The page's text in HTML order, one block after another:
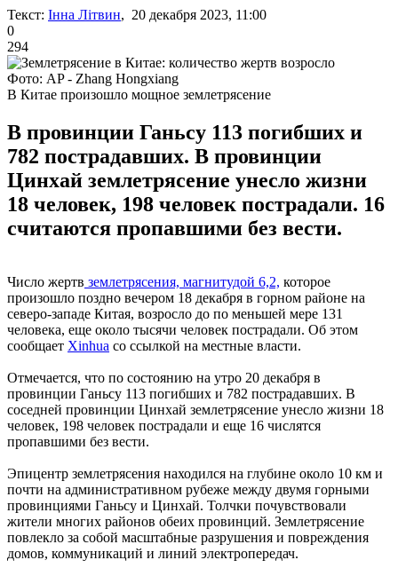
Текст: Інна Літвин, 20 декабря 2023, 11:00
0
294
Фото: AP - Zhang Hongxiang
В Китае произошло мощное землетрясение
В провинции Ганьсу 113 погибших и
782 пострадавших. В провинции
Цинхай землетрясение унесло жизни
18 человек, 198 человек пострадали. 16
считаются пропавшими без вести.
Число жертв землетрясения, магнитудой 6,2, которое
произошло поздно вечером 18 декабря в горном районе на
северо-западе Китая, возросло до по меньшей мере 131
человека, еще около тысячи человек пострадали. Об этом
сообщает Xinhua со ссылкой на местные власти.
Отмечается, что по состоянию на утро 20 декабря в
провинции Ганьсу 113 погибших и 782 пострадавших. В
соседней провинции Цинхай землетрясение унесло жизни 18
человек, 198 человек пострадали и еще 16 числятся
пропавшими без вести.
Эпицентр землетрясения находился на глубине около 10 км и
почти на административном рубеже между двумя горными
провинциями Ганьсу и Цинхай. Толчки почувствовали
жители многих районов обеих провинций. Землетрясение
повлекло за собой масштабные разрушения и повреждения
домов, коммуникаций и линий электропередач.